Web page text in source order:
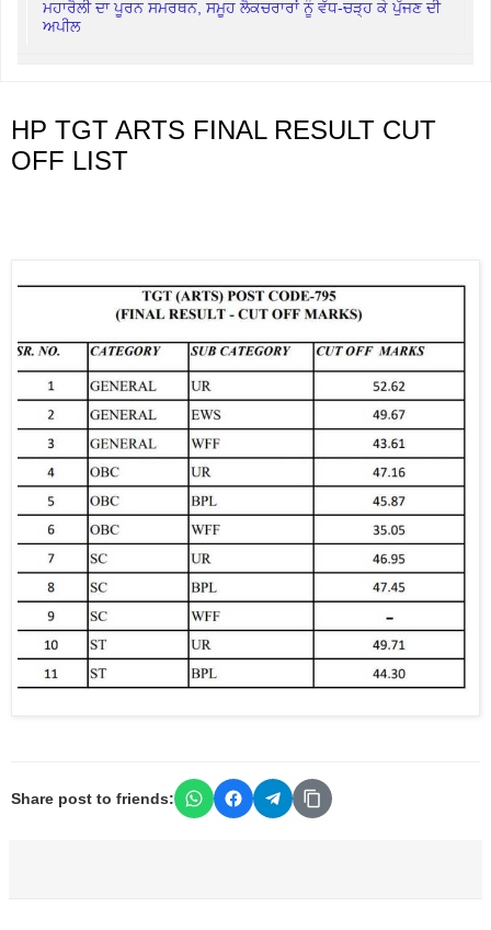
ਮਹਾਰੈਲੀ ਦਾ ਪੂਰਨ ਸਮਰਥਨ, ਸਮੂਹ ਲੈਕਚਰਾਰਾਂ ਨੂੰ ਵੱਧ-ਚੜ੍ਹ ਕੇ ਪੁੱਜਣ ਦੀ
ਅਪੀਲ
HP TGT ARTS FINAL RESULT CUT
OFF LIST
Share post to friends: